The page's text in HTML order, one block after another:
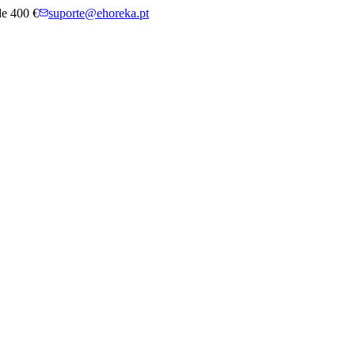
400 € suporte@ehoreka.pt